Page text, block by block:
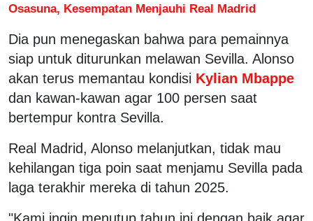
Osasuna, Kesempatan Menjauhi Real Madrid
Dia pun menegaskan bahwa para pemainnya
siap untuk diturunkan melawan Sevilla. Alonso
akan terus memantau kondisi Kylian Mbappe
dan kawan-kawan agar 100 persen saat
bertempur kontra Sevilla.
Real Madrid, Alonso melanjutkan, tidak mau
kehilangan tiga poin saat menjamu Sevilla pada
laga terakhir mereka di tahun 2025.